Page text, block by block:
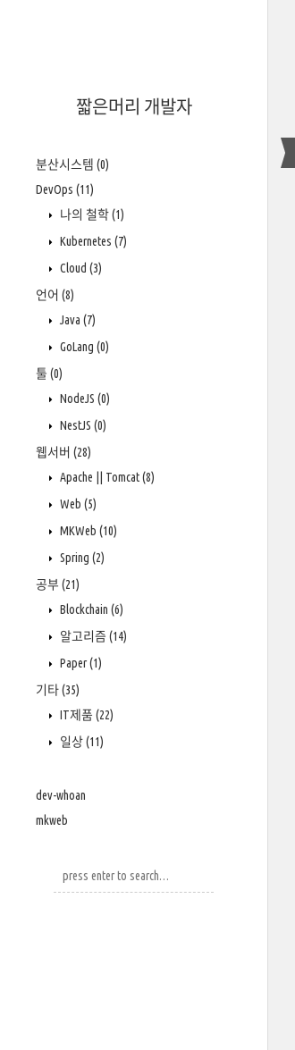
짧은머리 개발자
분산시스템 (0)
DevOps (11)
나의 철학(1)
Kubernetes (7)
Cloud (3)
언어 (8)
Java (7)
GoLang (0)
툴 (0)
NodeJS (0)
NestJS (0)
웹서버 (28)
Apache || Tomcat(8)
Web (5)
MKWeb (10)
Spring (2)
공부 (21)
Blockchain (6)
알고리즘 (14)
Paper(1)
기타(35)
IT제품 (22)
일상(11)
dev-whoan
mkweb